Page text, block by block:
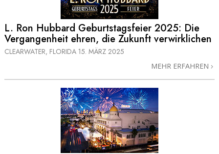
L. Ron Hubbard Geburtstagsfeier 2025: Die
Vergangenheit ehren, die Zukunft verwirklichen
CLEARWATER, FLORIDA 15. MÄRZ 2025
MEHR ERFAHREN